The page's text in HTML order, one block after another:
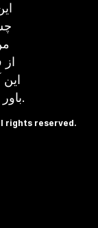
باور نکن، این صورت من نیست.
rights reserved.